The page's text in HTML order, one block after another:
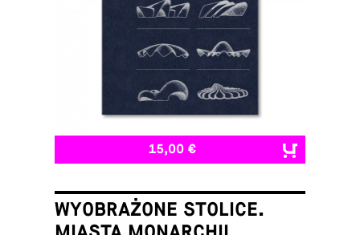
15,00 €
WYOBRAŻONE STOLICE.